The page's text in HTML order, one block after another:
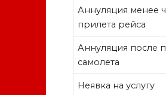
Аннуляция менее
прилета рейса
Аннуляция после
самолета
Неявка на услугу